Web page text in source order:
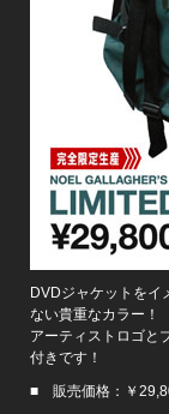
DVDジャケットをイ
ない貴重なカラー！
アーティストロゴと
付きです！
■ 販売価格：￥